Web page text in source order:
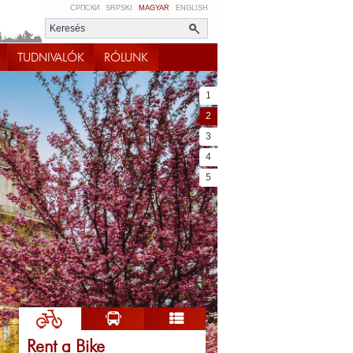
СРПСКИ SRPSKI MAGYAR ENGLISH
TUDNIVALÓK RÓLUNK
1
2
3
4
5
Rent a Bike